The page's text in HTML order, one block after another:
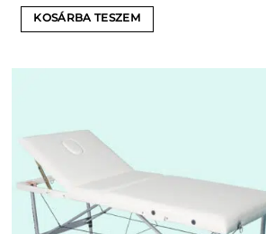
KOSÁRBA TESZEM